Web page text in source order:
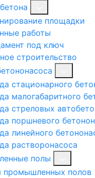
площадки
работы
под ключ
строительство
стационарного
малогабаритного
стреловых
поршневого
линейного
растворонасоса
полы
промышленных полов